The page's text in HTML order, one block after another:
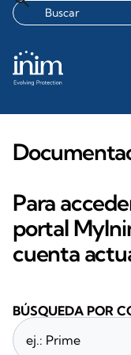
Para
portal
cuenta
BÚSQUEDA POR